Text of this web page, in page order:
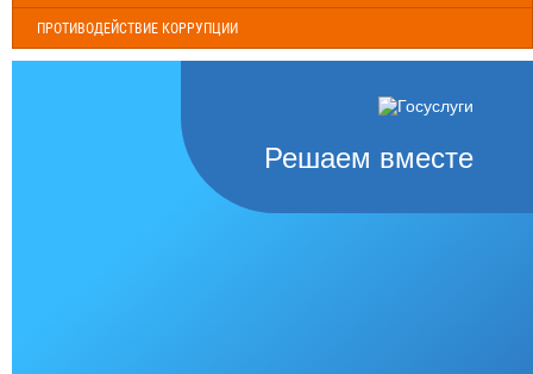
ПРОТИВОДЕЙСТВИЕ КОРРУПЦИИ
Решаем вместе